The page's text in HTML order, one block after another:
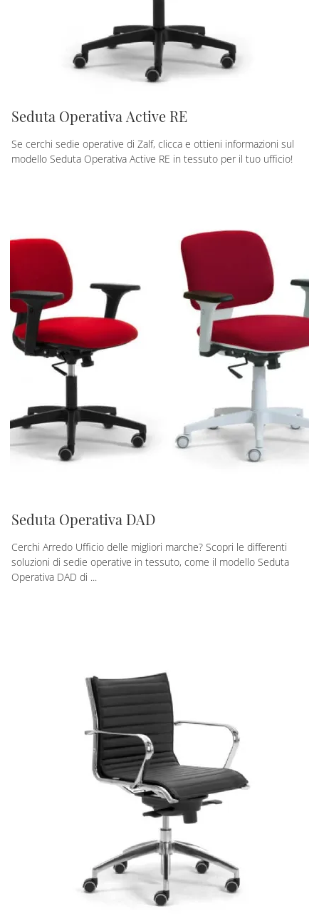
Seduta Operativa Active RE
Se cerchi sedie operative di Zalf, clicca e ottieni informazioni sul
modello Seduta Operativa Active RE in tessuto per il tuo ufficio!
Seduta Operativa DAD
Cerchi Arredo Ufficio delle migliori marche? Scopri le differenti
soluzioni di sedie operative in tessuto, come il modello Seduta
Operativa DAD di ...